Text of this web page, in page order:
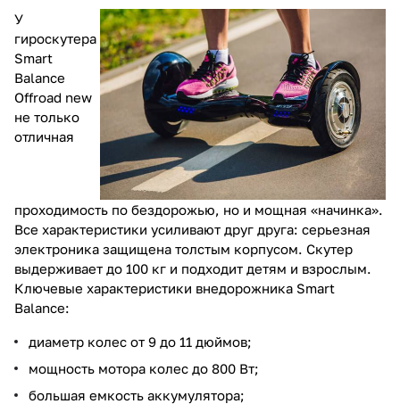
У
гироскутера
Smart
Balance
Offroad new
не только
отличная
проходимость по бездорожью, но и мощная «начинка».
Все характеристики усиливают друг друга: серьезная
электроника защищена толстым корпусом. Скутер
выдерживает до 100 кг и подходит детям и взрослым.
Ключевые характеристики внедорожника Smart
Balance:
диаметр колес от 9 до 11 дюймов;
мощность мотора колес до 800 Вт;
большая емкость аккумулятора;